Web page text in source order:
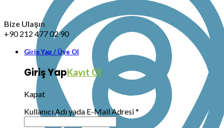
Bize Ulaşın
+90 212 477 02 90
Giriş Yap / Üye Ol
Giriş YapKayıt Ol
Kapat
Kullanıcı Adı yada E-Mail Adresi*